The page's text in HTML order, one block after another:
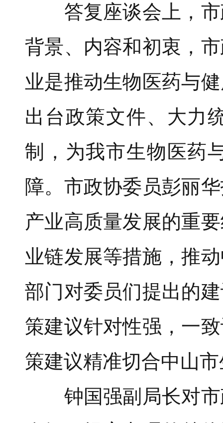
答复座谈会上，市
背景、内容和初衷，
业是推动生物医药与
出台政策文件、大力
制，为我市生物医药
障。市政协委员彭丽
产业高质量发展的重
业链发展等措施，推
部门对委员们提出的
策建议针对性强，一
策建议精准切合中山
钟国强副局长对市